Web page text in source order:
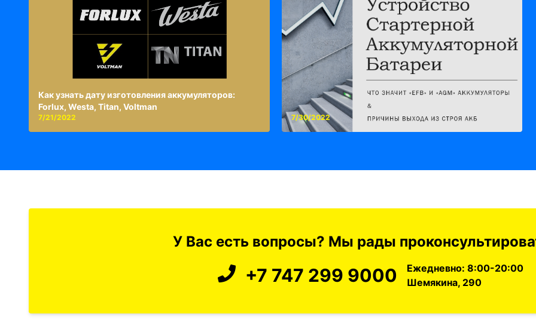
Как узнать дату изготовления аккумуляторов:
Forlux, Westa, Titan, Voltman
7/21/2022 7/30/2022
У Вас есть вопросы? Мы рады
+7 747 299 9000
Ежедневно: 8:00-20:00
Шемякина, 290